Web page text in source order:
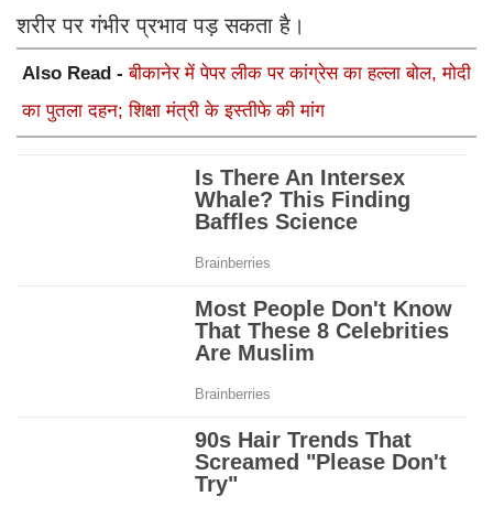
शरीर पर गंभीर प्रभाव पड़ सकता है।
Also Read -बीकानेर में पेपर लीक पर कांग्रेस का हल्ला बोल, मोदी
का पुतला दहन; शिक्षा मंत्री के इस्तीफे की मांग